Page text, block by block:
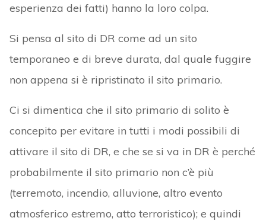
esperienza dei fatti) hanno la loro colpa.
Si pensa al sito di DR come ad un sito
temporaneo e di breve durata, dal quale fuggire
non appena si è ripristinato il sito primario.
Ci si dimentica che il sito primario di solito è
concepito per evitare in tutti i modi possibili di
attivare il sito di DR, e che se si va in DR è perché
probabilmente il sito primario non c’è più
(terremoto, incendio, alluvione, altro evento
atmosferico estremo, atto terroristico); e quindi